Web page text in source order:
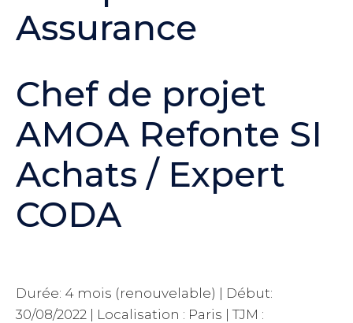
Chef de projet
AMOA Refonte SI
Achats / Expert
CODA
Durée: 4 mois (renouvelable) | Début:
30/08/2022 | Localisation : Paris | TJM :